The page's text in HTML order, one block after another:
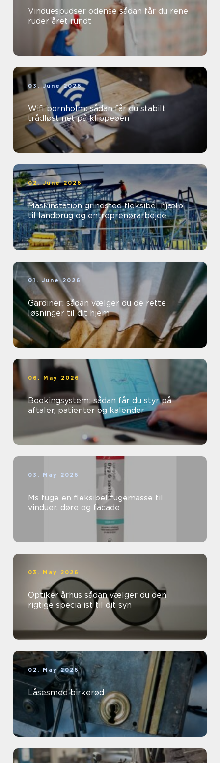
Vinduespudser odense sådan får du rene
ruder året rundt
03. June 2026
Wifi bornholm: sådan får du stabilt
trådløst net på klippeøen
02. June 2026
Maskinstation grindsted fleksibel hjælp
til landbrug og entreprenørarbejde
01. June 2026
Gardiner: sådan vælger du de rette
løsninger til dit hjem
06. May 2026
Bookingsystem: sådan får du styr på
aftaler, patienter og kalender
03. May 2026
Ms fuge en fleksibel fugemasse til
vinduer, døre og facade
03. May 2026
Optiker århus sådan vælger du den
rigtige specialist til dit syn
02. May 2026
Låsesmed birkerød